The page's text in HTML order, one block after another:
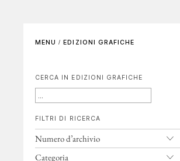
GALLERIE DI RIFERIMENTO
MENU /EDIZIONI GRAFICHE
CERCA IN EDIZIONI GRAFICHE
FILTRI DI RICERCA
Numero d’archivio
Categoria